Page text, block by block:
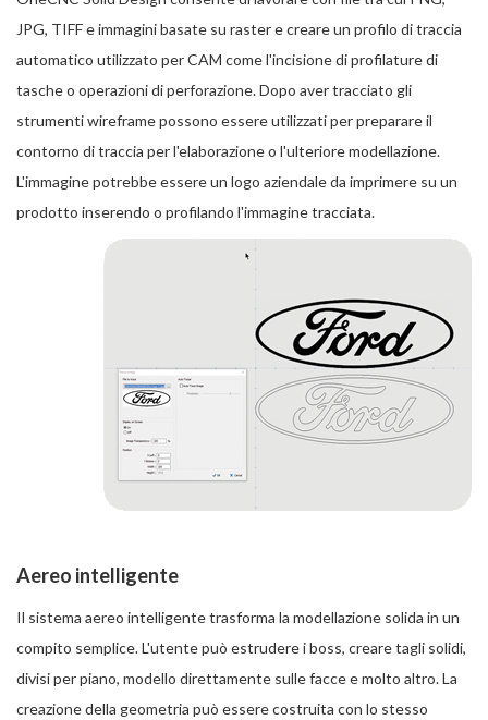
JPG, TIFF e immagini basate su raster e creare un profilo di traccia
automatico utilizzato per CAM come l'incisione di profilature di
tasche o operazioni di perforazione. Dopo aver tracciato gli
strumenti wireframe possono essere utilizzati per preparare il
contorno di traccia per l'elaborazione o l'ulteriore modellazione.
L'immagine potrebbe essere un logo aziendale da imprimere su un
prodotto inserendo o profilando l'immagine tracciata.
Aereo intelligente
Il sistema aereo intelligente trasforma la modellazione solida in un
compito semplice. L'utente può estrudere i boss, creare tagli solidi,
divisi per piano, modello direttamente sulle facce e molto altro. La
creazione della geometria può essere costruita con lo stesso